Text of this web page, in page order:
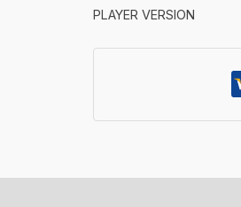
PLAYER VERSION